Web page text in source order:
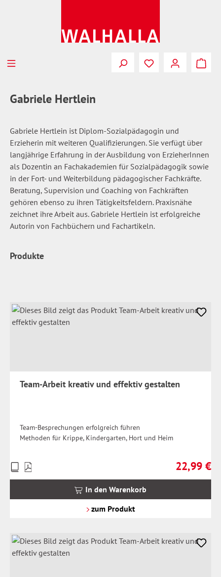
Du hast 0
Gabriele Hertlein
Gabriele Hertlein ist Diplom-Sozialpädagogin und
Erzieherin mit weiteren Qualifizierungen. Sie verfügt über
langjährige Erfahrung in der Ausbildung von ErzieherInnen
als Dozentin an Fachakademien für Sozialpädagogik sowie
in der Fort- und Weiterbildung pädagogischer Fachkräfte.
Beratung, Supervision und Coaching von Fachkräften
gehören ebenso zu ihren Tätigkeitsfeldern. Praxisnähe
zeichnet ihre Arbeit aus. Gabriele Hertlein ist erfolgreiche
Autorin von Fachbüchern und Fachartikeln.
Produkte
Team-Arbeit kreativ und effektiv gestalten
Team-Besprechungen erfolgreich führen
Methoden für Krippe, Kindergarten, Hort und Heim
Regulärer
22,99 €
Preise
inkl.
In den Warenkorb
zum Produkt